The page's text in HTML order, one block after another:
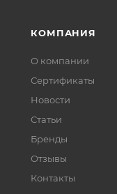
КОМПАНИЯ
О компании
Сертификаты
Новости
Статьи
Бренды
Отзывы
Контакты